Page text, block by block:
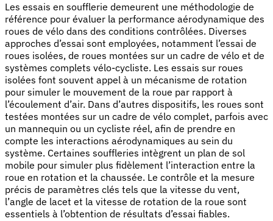
Les essais en soufflerie demeurent une méthodologie de
référence pour évaluer la performance aérodynamique des
roues de vélo dans des conditions contrôlées. Diverses
approches d’essai sont employées, notamment l’essai de
roues isolées, de roues montées sur un cadre de vélo et de
systèmes complets vélo-cycliste. Les essais sur roues
isolées font souvent appel à un mécanisme de rotation
pour simuler le mouvement de la roue par rapport à
l’écoulement d’air. Dans d’autres dispositifs, les roues sont
testées montées sur un cadre de vélo complet, parfois avec
un mannequin ou un cycliste réel, afin de prendre en
compte les interactions aérodynamiques au sein du
système. Certaines souffleries intègrent un plan de sol
mobile pour simuler plus fidèlement l’interaction entre la
roue en rotation et la chaussée. Le contrôle et la mesure
précis de paramètres clés tels que la vitesse du vent,
l’angle de lacet et la vitesse de rotation de la roue sont
essentiels à l’obtention de résultats d’essai fiables.